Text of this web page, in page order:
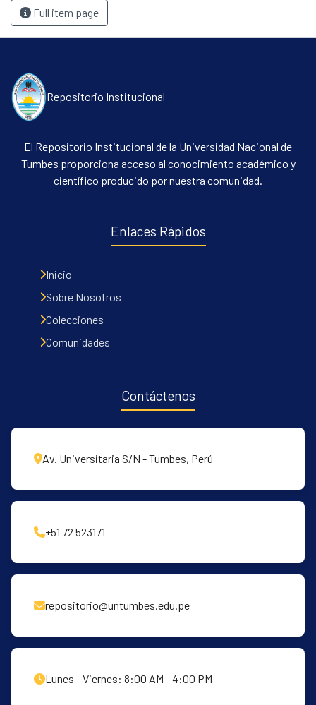
Full item page
Repositorio Institucional
El Repositorio Institucional de la Universidad Nacional de
Tumbes proporciona acceso al conocimiento académico y
científico producido por nuestra comunidad.
Enlaces Rápidos
Inicio
Sobre Nosotros
Colecciones
Comunidades
Contáctenos
Av. Universitaria S/N - Tumbes, Perú
+51 72 523171
repositorio@untumbes.edu.pe
Lunes - Viernes: 8:00 AM - 4:00 PM